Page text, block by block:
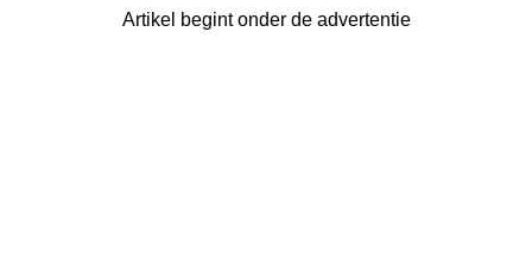
Artikel begint onder de advertentie